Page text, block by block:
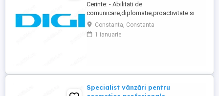
Cerinte: - Abilitati de
comunicare,diplomatie,proactivitate si
orientare catre client; - Abilitati dezvoltate
de negociere si persuasiune; - Experienta
anterioara in vanzari nu este obligatorie ,
Constanta, Constanta
1 ianuarie
Specialist vânzări pentru